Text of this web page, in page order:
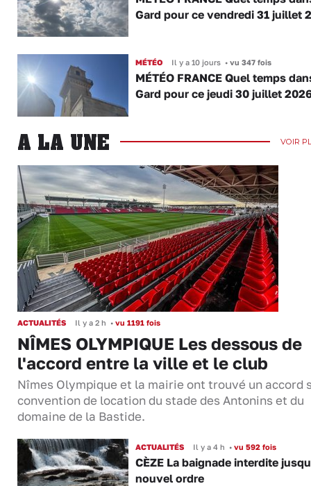
Gard pour ce vendredi 31 juillet
MÉTÉO Il y a 10 jours •vu 347 fois
MÉTÉO FRANCE Quel temps
Gard pour ce jeudi 30 juillet
A LA UNE VOIR
ACTUALITÉS Il y a 2 h • vu 1191 fois
NÎMES OLYMPIQUE Les dessous de
l'accord entre la ville et le club
Nîmes Olympique et la mairie ont trouvé un accord
convention de location du stade des Antonins et du
domaine de la Bastide.
ACTUALITÉS Il y a 4 h •vu 592 fois
CÈZE La baignade interdite
nouvel ordre